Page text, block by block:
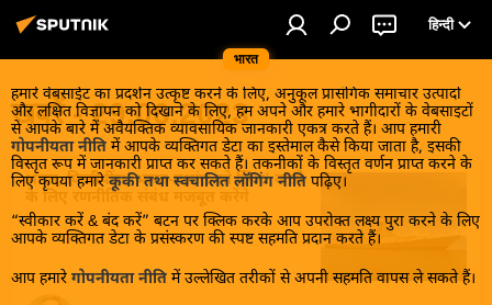
भारत
हिन्दी
हमारे वेबसाईट का प्रदर्शन उत्कृष्ट करने के लिए, अनुकूल प्रासंगिक समाचार उत्पादों
और लक्षित विज्ञापन को दिखाने के लिए, हम अपने और हमारे भागीदारों के वेबसाइटों
से आपके बारे में अवैयक्तिक व्यावसायिक जानकारी एकत्र करते हैं। आप हमारी
गोपनीयता नीति में आपके व्यक्तिगत डेटा का इस्तेमाल कैसे किया जाता है, इसकी
विस्तृत रूप में जानकारी प्राप्त कर सकते हैं। तकनीकों के विस्तृत वर्णन प्राप्त करने के
लिए कृपया हमारे कूकी तथा स्वचालित लॉगिंग नीति पढ़िए।
“स्वीकार करें & बंद करें” बटन पर क्लिक करके आप उपरोक्त लक्ष्य पुरा करने के लिए
आपके व्यक्तिगत डेटा के प्रसंस्करण की स्पष्ट सहमति प्रदान करते हैं।
आप हमारे गोपनीयता नीति में उल्लेखित तरीकों से अपनी सहमति वापस ले सकते हैं।
खबरें - 29.06.2023
भारत, फिलीपींस 'भारत-प्रशांत को स्थिर' करने
के लिए रणनीतिक संबंध मजबूत करेंगे